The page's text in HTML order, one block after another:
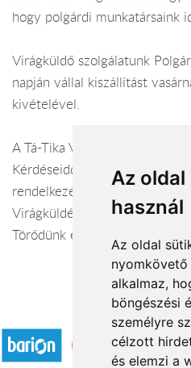
Az
használ
Az oldal
alkalmaz,
böngészési
személyre
célzott
és elemzi a
hogy polgárdi munkatársaink
Virágküldő szolgálatunk
napján vállal kiszállítást
kivételével.
A Tá-Tika Virágbolt
Kérdéseiddel kapcsolatban
rendelkezésedre.
Virágküldés Polgárdi
Törődünk egymással
Elfogadott